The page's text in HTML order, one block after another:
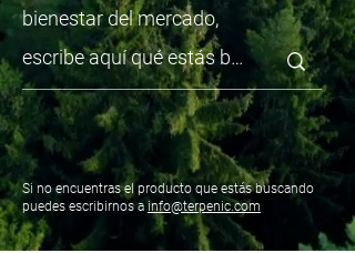
bienestar del mercado,
Si no encuentras el producto que estás buscando
puedes escribirnos a info@terpenic.com